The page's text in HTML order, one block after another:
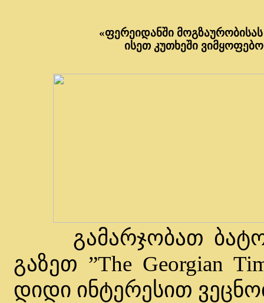
«ფერეიდანში
ისეთ კუთხეში
გამარჯობათ
გაზეთ ”The Georgian
დიდი ინტერესით